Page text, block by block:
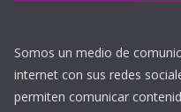
Somos un medio de
internet con sus redes
permiten comunicar